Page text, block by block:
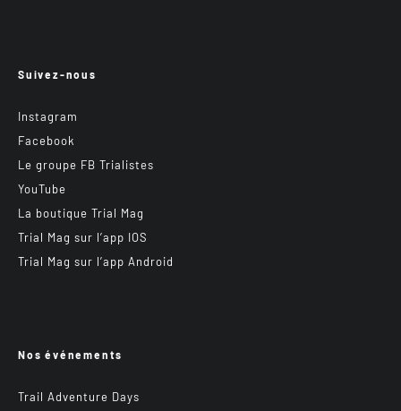
Suivez-nous
Instagram
Facebook
Le groupe FB Trialistes
YouTube
La boutique Trial Mag
Trial Mag sur l’app IOS
Trial Mag sur l’app Android
Nos événements
Trail Adventure Days